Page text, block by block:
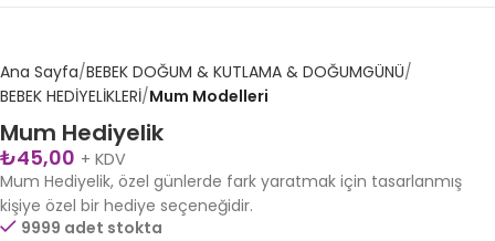
Ana Sayfa BEBEK DOĞUM & KUTLAMA & DOĞUMGÜNÜ
BEBEK HEDİYELİKLERİ Mum Modelleri
Mum Hediyelik
₺45,00 + KDV
Mum Hediyelik, özel günlerde fark yaratmak için tasarlanmış
kişiye özel bir hediye seçeneğidir.
9999 adet stokta